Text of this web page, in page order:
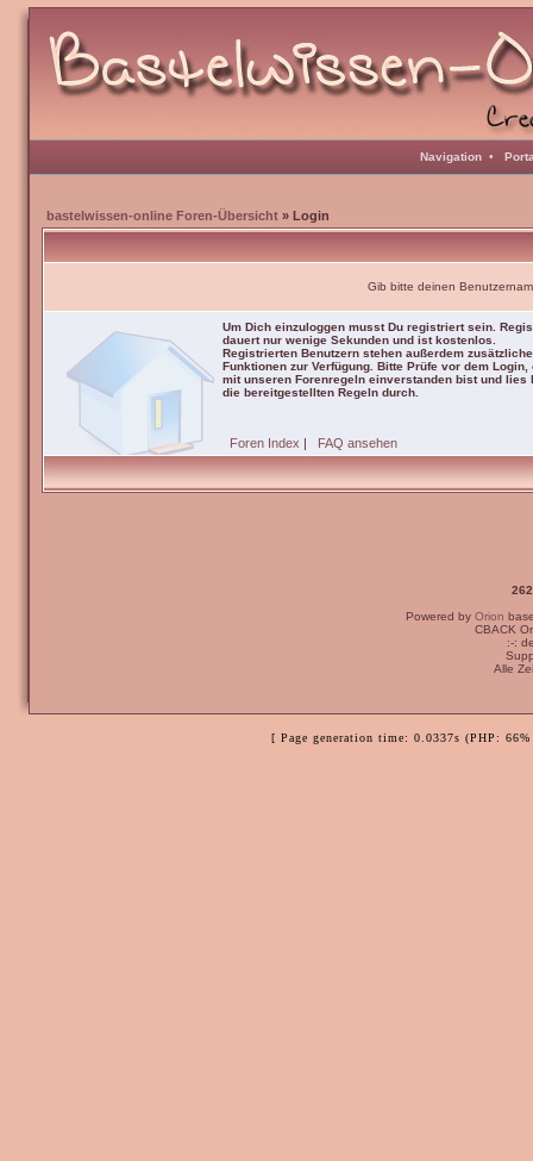
Navigation •
bastelwissen-online Foren-Übersicht » Login
Gib bitte deinen
Um Dich einzuloggen musst Du registriert sein.
dauert nur wenige Sekunden und ist kostenlos.
Registrierten Benutzern stehen außerdem zusätzliche
Funktionen zur Verfügung. Bitte Prüfe vor dem Login,
mit unseren Forenregeln einverstanden bist und lies
die bereitgestellten Regeln durch.
Foren Index | FAQ ansehen
Powered by Orion
CBACK
:-:
Alle
[ Page generation time: 0.0337s (PHP: